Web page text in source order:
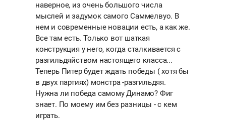
наверное, из очень большого числа
мыслей и задумок самого Саммелвуо. В
нем и современные новации есть, а как же.
Все там есть. Только вот шаткая
конструкция у него, когда сталкивается с
разгильдяйством настоящего класса...
Теперь Питер будет ждать победы ( хотя бы
в двух партиях) монстра -разгильдяя.
Нужна ли победа самому Динамо? Фиг
знает. По моему им без разницы - с кем
играть.